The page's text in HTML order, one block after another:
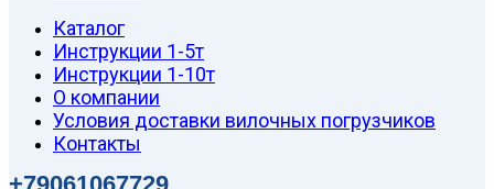
Каталог
Инструкции 1-5т
Инструкции 1-10т
О компании
Условия доставки вилочных погрузчиков
Контакты